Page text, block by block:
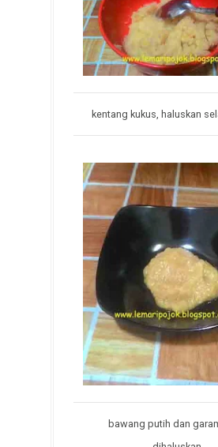
kentang kukus, haluskan
bawang putih dan